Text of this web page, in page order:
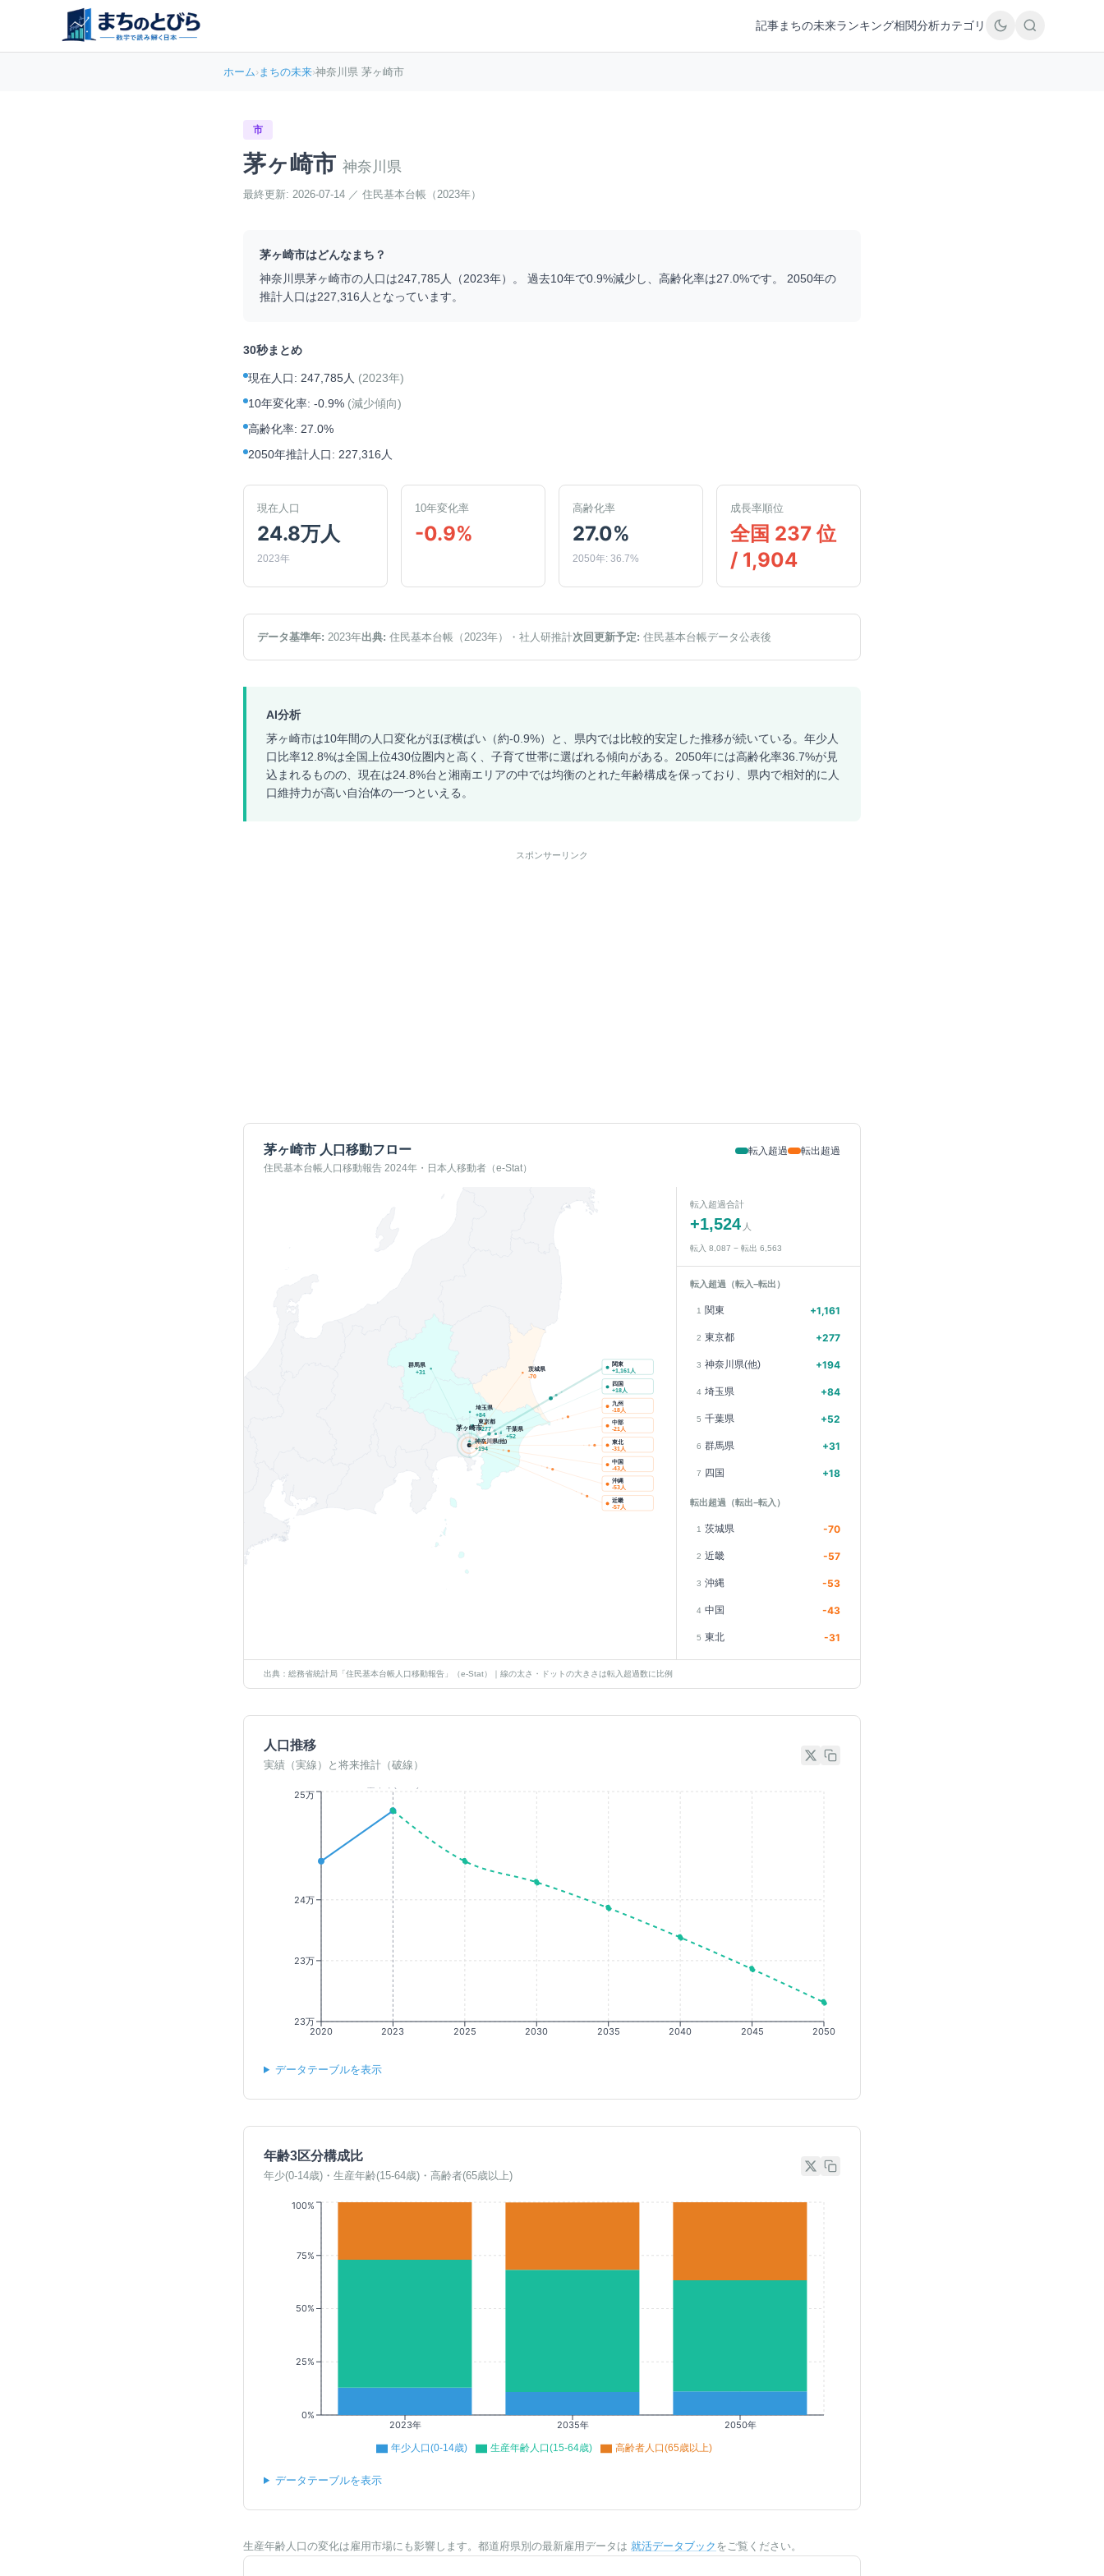
記事まちの未来ランキング相関分析カテゴリ
ホーム›まちの未来›神奈川県 茅ヶ崎市
市
茅ヶ崎市 神奈川県
最終更新: 2026-07-14 ／ 住民基本台帳（2023年）
茅ヶ崎市はどんなまち？
神奈川県茅ヶ崎市の人口は247,785人（2023年）。 過去10年で0.9%減少し、高齢化率は27.0%です。 2050年の
推計人口は227,316 人となっています。
30秒まとめ
現在人口: 247,785人 (2023年)
10年変化率: -0.9% (減少傾向)
高齢化率: 27.0%
2050年推計人口: 227,316人
現在人口
24.8万人
2023年
10年変化率
-0.9%
高齢化率
27.0%
2050年: 36.7%
成長率順位
全国 237 位
/ 1,904
データ基準年: 2023年出典: 住民基本台帳（2023年） ・社人研推計次回更新予定: 住民基本台帳データ公表後
AI分析
茅ヶ崎市は10年間の人口変化がほぼ横ばい（約-0.9%）と、県内では比較的安定した推移が続いている。年少人
口比率12.8%は全国上位430位圏内と高く、子育て世帯に選ばれる傾向がある。2050年には高齢化率36.7%が見
込まれるものの、現在は24.8%台と湘南エリアの中では均衡のとれた年齢構成を保っており、県内で相対的に人
口維持力が高い自治体の一つといえる。
スポンサーリンク
茅ヶ崎市 人口移動フロー
住民基本台帳人口移動報告 2024年・日本人移動者（e-Stat）
転入超過 転出超過
東京都
+277
神奈川県(他)
+194
埼玉県
+84
千葉県
+52
群馬県
+31
茨城県
-70
茅ヶ崎市
関東
+1,161人
四国
+18人
九州
-18人
中部
-21人
東北
-31人
中国
-43人
沖縄
-53人
近畿
-57人
転入超過合計
+1,524 人
転入 8,087 − 転出 6,563
転入超過（転入−転出）
1 関東 +1,161
2 東京都 +277
3 神奈川県(他) +194
4 埼玉県 +84
5 千葉県 +52
6 群馬県 +31
7 四国 +18
転出超過（転出−転入）
1 茨城県 -70
2 近畿 -57
3 沖縄 -53
4 中国 -43
5 東北 -31
出典：総務省統計局「住民基本台帳人口移動報告」（e-Stat）｜線の太さ・ドットの大きさは転入超過数に比例
人口推移
実績（実線）と将来推計（破線）
2020 2023 2025 2030 2035 2040 2045 2050
23万
23万
24万
25万
データテーブルを表示
年齢3区分構成比
年少(0-14歳)・生産年齢(15-64歳)・高齢者(65歳以上)
2023年 2035年 2050年
0%
25%
50%
75%
100%
年少人口(0-14歳) 生産年齢人口(15-64歳) 高齢者人口(65歳以上)
データテーブルを表示
生産年齢人口の変化は雇用市場にも影響します。都道府県別の最新雇用データは 就活データブック をご覧ください。